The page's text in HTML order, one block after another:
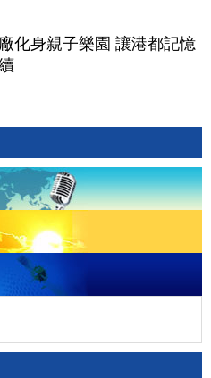
化身親子樂園 讓港都記憶